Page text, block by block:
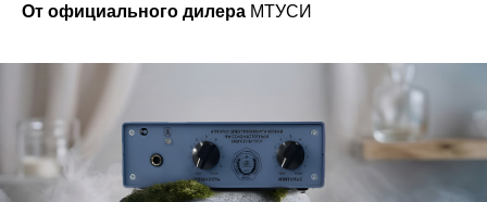
От официального дилера МТУСИ